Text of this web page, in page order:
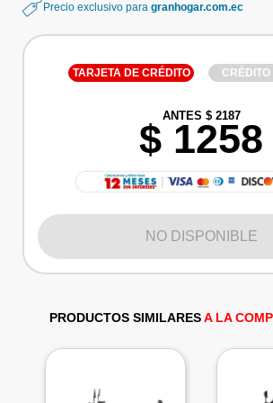
Precio exclusivo para granhogar.com.ec
TARJETA DE CRÉDITO
ANTES $ 2187
$ 1258
NO DISPONIBLE
PRODUCTOS SIMILARESA LA